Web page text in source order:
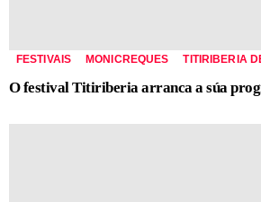
FESTIVAIS MONICREQUES TITIRIBERIA
O festival Titiriberia arranca a súa